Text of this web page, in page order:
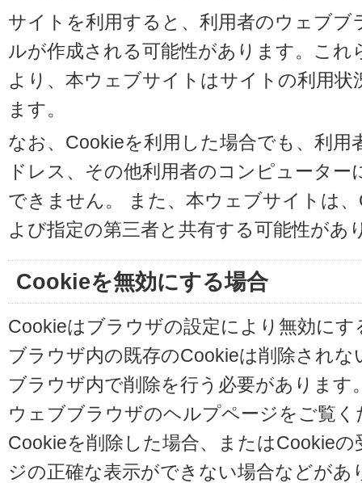
サイトを利用すると、利用者のウェブ
ルが作成される可能性があります。こ
より、本ウェブサイトはサイトの利用
ます。
なお、Cookieを利用した場合でも、利用
ドレス、その他利用者のコンピュータ
できません。 また、本ウェブサイトは
よび指定の第三者と共有する可能性があ
Cookieを無効にする場合
Cookieはブラウザの設定により無効に
ブラウザ内の既存のCookieは削除され
ブラウザ内で削除を行う必要があります
ウェブブラウザのヘルプページをご覧く
Cookieを削除した場合、またはCookie
ジの正確な表示ができない場合などが